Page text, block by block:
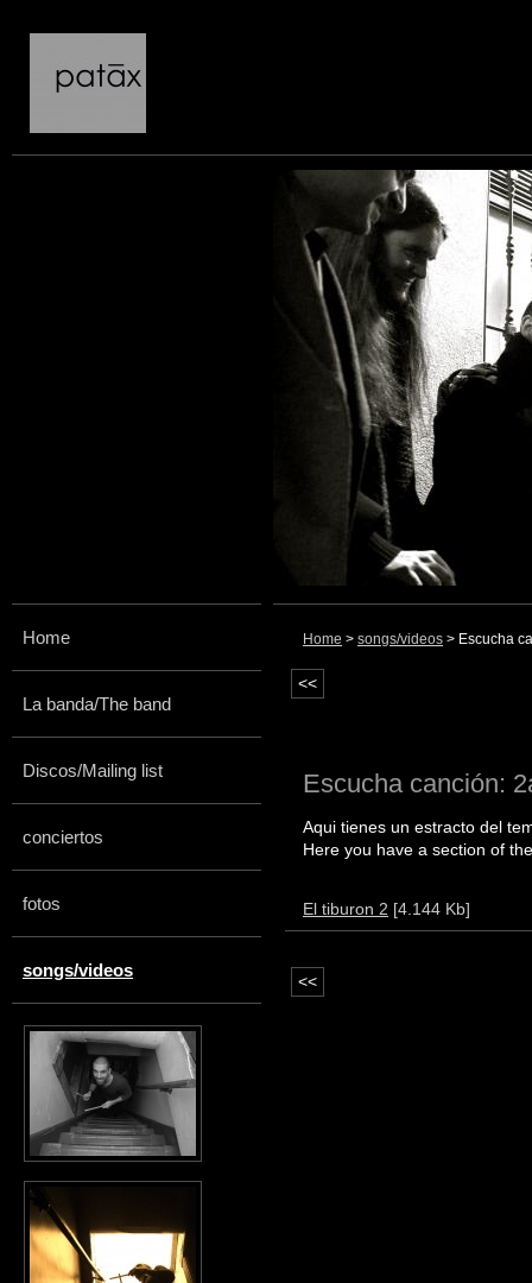
Home > songs/videos > Escucha
<<
Escucha canción:
Aqui tienes un estracto del
Here you have a section of
El tiburon 2 [4.144 Kb]
<<
Home
La banda/The band
Discos/Mailing list
conciertos
fotos
songs/videos